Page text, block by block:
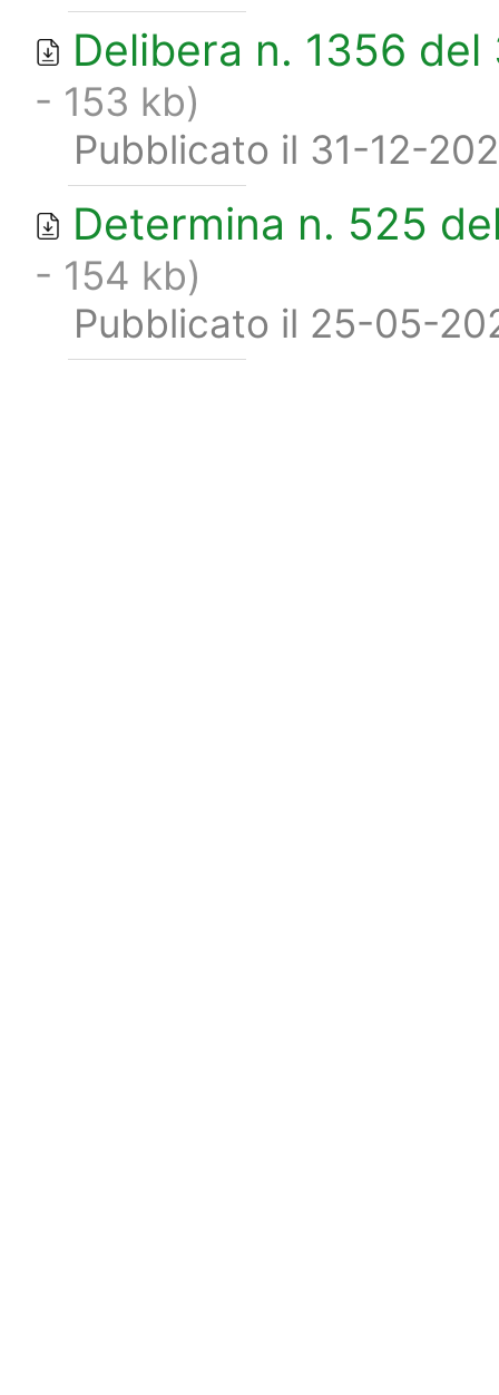
Delibera n. 1356
- 153 kb)
Pubblicato il 31-12-
Determina n. 525
- 154 kb)
Pubblicato il 25-05-